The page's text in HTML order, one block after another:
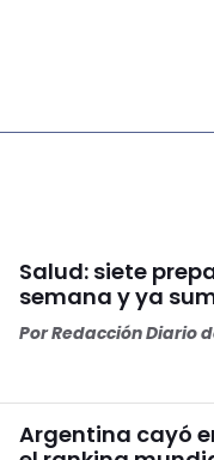
Salud: siete
semana y ya
PorRedacción Diario
Argentina cayó